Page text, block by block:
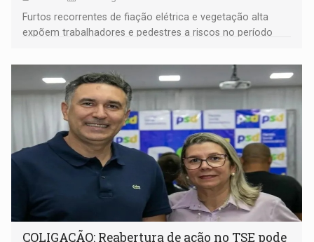
Furtos recorrentes de fiação elétrica e vegetação alta
expõem trabalhadores e pedestres a riscos no período
COLIGAÇÃO: Reabertura de ação no TSE pode